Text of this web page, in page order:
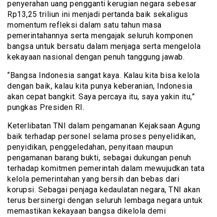
penyerahan uang pengganti kerugian negara sebesar
Rp13,25 triliun ini menjadi pertanda baik sekaligus
momentum refleksi dalam satu tahun masa
pemerintahannya serta mengajak seluruh komponen
bangsa untuk bersatu dalam menjaga serta mengelola
kekayaan nasional dengan penuh tanggung jawab.
“Bangsa Indonesia sangat kaya. Kalau kita bisa kelola
dengan baik, kalau kita punya keberanian, Indonesia
akan cepat bangkit. Saya percaya itu, saya yakin itu,”
pungkas Presiden RI.
Keterlibatan TNI dalam pengamanan Kejaksaan Agung
baik terhadap personel selama proses penyelidikan,
penyidikan, penggeledahan, penyitaan maupun
pengamanan barang bukti, sebagai dukungan penuh
terhadap komitmen pemerintah dalam mewujudkan tata
kelola pemerintahan yang bersih dan bebas dari
korupsi. Sebagai penjaga kedaulatan negara, TNI akan
terus bersinergi dengan seluruh lembaga negara untuk
memastikan kekayaan bangsa dikelola demi